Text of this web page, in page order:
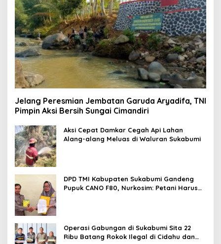
Jelang Peresmian Jembatan Garuda Aryadifa, TNI
Pimpin Aksi Bersih Sungai Cimandiri
Aksi Cepat Damkar Cegah Api Lahan
Alang-alang Meluas di Waluran Sukabumi
DPD TMI Kabupaten Sukabumi Gandeng
Pupuk CANO F80, Nurkosim: Petani Harus
Operasi Gabungan di Sukabumi Sita 22
Ribu Batang Rokok Ilegal di Cidahu dan